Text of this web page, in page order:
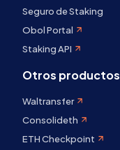
Seguro de Staking
Obol Portal
Staking API
Otros productos
Waltransfer
Consolideth
ETH Checkpoint